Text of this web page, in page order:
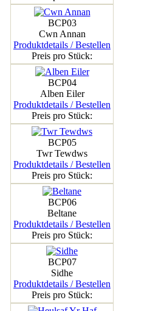
BCP03
Cwn Annan
Produktdetails / Bestellen
Preis pro Stück:
BCP04
Alben Eiler
Produktdetails / Bestellen
Preis pro Stück:
BCP05
Twr Tewdws
Produktdetails / Bestellen
Preis pro Stück:
BCP06
Beltane
Produktdetails / Bestellen
Preis pro Stück:
BCP07
Sidhe
Produktdetails / Bestellen
Preis pro Stück: